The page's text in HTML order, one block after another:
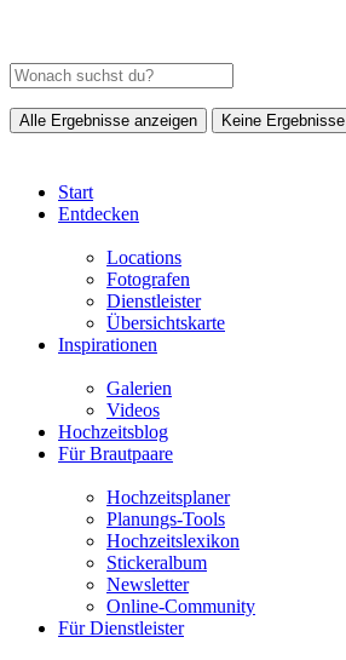
Alle Ergebnisse anzeigen Keine Ergebnisse
Start
Entdecken
Locations
Fotografen
Dienstleister
Übersichtskarte
Inspirationen
Galerien
Videos
Hochzeitsblog
Für Brautpaare
Hochzeitsplaner
Planungs-Tools
Hochzeitslexikon
Stickeralbum
Newsletter
Online-Community
Für Dienstleister